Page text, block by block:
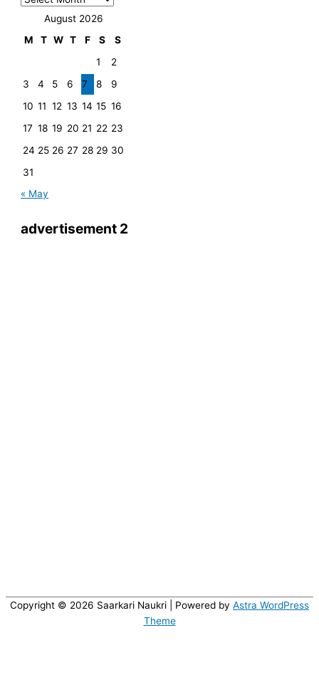
August 2026
M
T W T F S
S
1
2
3
4 5 6 7 8
9
10 11 12 13 14 15 16
17 18 19 20 21 22 23
24 25 26 27 28 29 30
31
« May
advertisement 2
Copyright © 2026 Saarkari Naukri | Powered by Astra WordPress
Theme